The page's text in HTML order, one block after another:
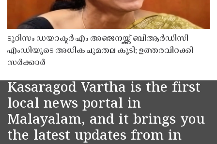
ടൂറിസം ഡയറക്ടർ എം അഞ്ജനയ്ക്ക് ബിആർഡിസി
എംഡിയുടെ അധിക ചുമതല കൂടി; ഉത്തരവിറക്കി
സർക്കാർ
Kasaragod Vartha is the first
local news portal in
Malayalam, and it brings you
the latest updates from in